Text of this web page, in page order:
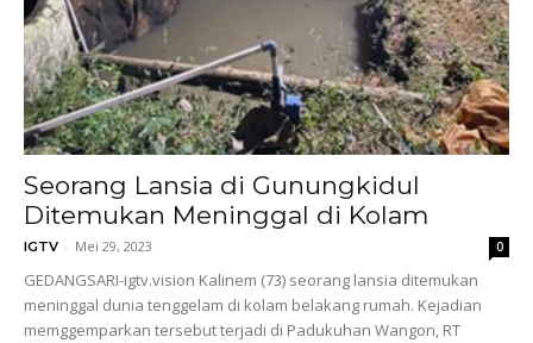
Seorang Lansia di Gunungkidul
Ditemukan Meninggal di Kolam
IGTV - Mei 29, 2023 0
GEDANGSARI-igtv.vision Kalinem (73) seorang lansia ditemukan
meninggal dunia tenggelam di kolam belakang rumah. Kejadian
memggemparkan tersebut terjadi di Padukuhan Wangon, RT